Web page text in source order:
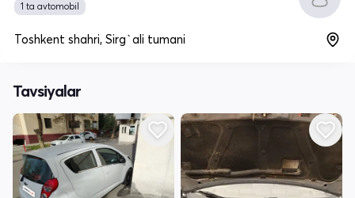
1 ta avtomobil
Toshkent shahri, Sirg`ali tumani
Tavsiyalar